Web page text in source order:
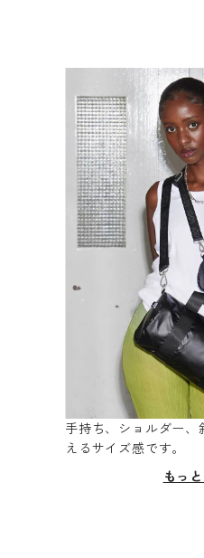
手持ち、ショルダー、
えるサイズ感です。
もっ